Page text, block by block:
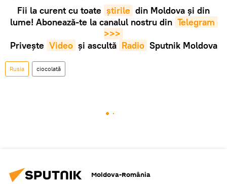
Fii la curent cu toate știrile din Moldova și din
lume! Abonează-te la canalul nostru din Telegram
>>>
Privește Video și ascultă Radio Sputnik Moldova
Rusia ciocolată
Moldova-România